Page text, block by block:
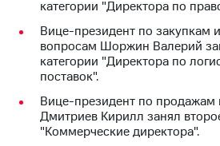
капитал
и
аудит
Рынок
акций
Описание
Программа
категории "Директора по
Вице-президент по закупкам
вопросам Шоржин Валерий
категории "Директора по
поставок".
Вице-президент по
Дмитриев Кирилл занял
"Коммерческие директора".